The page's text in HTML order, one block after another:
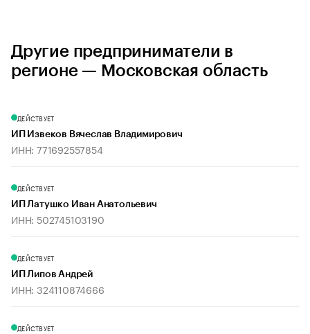
Другие предприниматели в
регионе — Московская область
ДЕЙСТВУЕТ
ИП Извеков Вячеслав Владимирович
ИНН: 771692557854
ДЕЙСТВУЕТ
ИП Латушко Иван Анатольевич
ИНН: 502745103190
ДЕЙСТВУЕТ
ИП Липов Андрей
ИНН: 324110874666
ДЕЙСТВУЕТ